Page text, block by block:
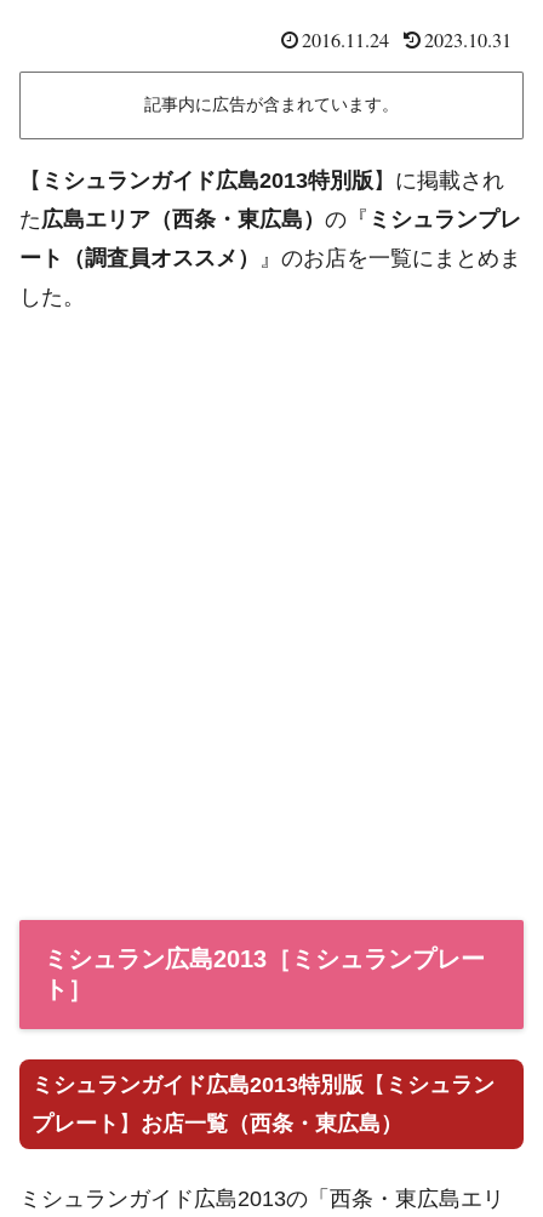
2016.11.24 2023.10.31
記事内に広告が含まれています。
【 ミシュランガイド広島2013特別版 】に掲載され
た 広島エリア（西条・東広島） の『 ミシュランプレ
ート（調査員オススメ）
』のお店を一覧にまとめま
した。
ミシュラン広島2013［ミシュランプレー
ト］
ミシュランガイド広島2013特別版 【 ミシュラン
プレート 】 お店一覧（西条・東広島）
ミシュランガイド広島2013の「西条・東広島エリ